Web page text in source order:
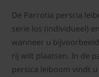
De Parrotia perscia
serie los (individueel)
wanneer u
rij wilt plaatsen. In de
persica leiboom vindt